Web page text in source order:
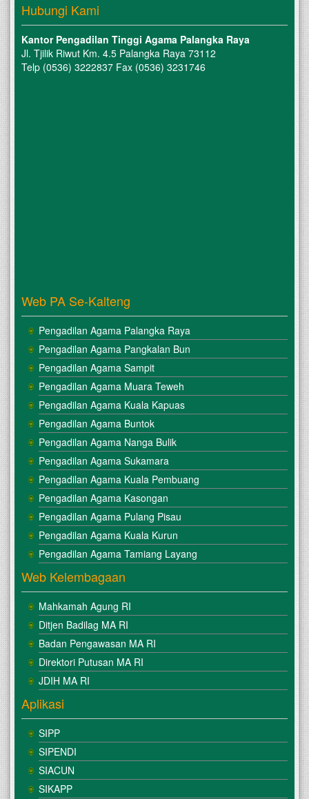
Hubungi Kami
Kantor Pengadilan Tinggi Agama Palangka Raya
Jl. Tjilik Riwut Km. 4.5 Palangka Raya 73112
Telp (0536) 3222837 Fax (0536) 3231746
Web PA Se-Kalteng
Pengadilan Agama Palangka Raya
Pengadilan Agama Pangkalan Bun
Pengadilan Agama Sampit
Pengadilan Agama Muara Teweh
Pengadilan Agama Kuala Kapuas
Pengadilan Agama Buntok
Pengadilan Agama Nanga Bulik
Pengadilan Agama Sukamara
Pengadilan Agama Kuala Pembuang
Pengadilan Agama Kasongan
Pengadilan Agama Pulang Pisau
Pengadilan Agama Kuala Kurun
Pengadilan Agama Tamiang Layang
Web Kelembagaan
Mahkamah Agung RI
Ditjen Badilag MA RI
Badan Pengawasan MA RI
Direktori Putusan MA RI
JDIH MA RI
Aplikasi
SIPP
SIPENDI
SIACUN
SIKAPP